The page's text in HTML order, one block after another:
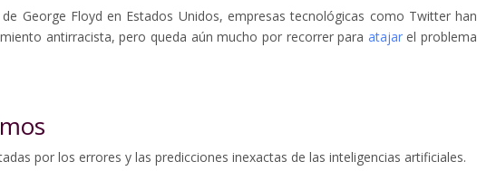
George Floyd en Estados Unidos, empresas tecnológicas como Twitter han
antirracista, pero queda aún mucho por recorrer para atajarel problema
por los errores y las predicciones inexactas de las inteligencias artificiales.